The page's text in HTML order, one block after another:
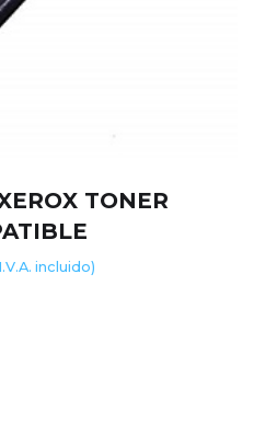
TONER
incluido)